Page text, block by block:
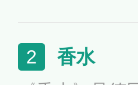
谋杀案》。本
杰出与最著名
2 香水